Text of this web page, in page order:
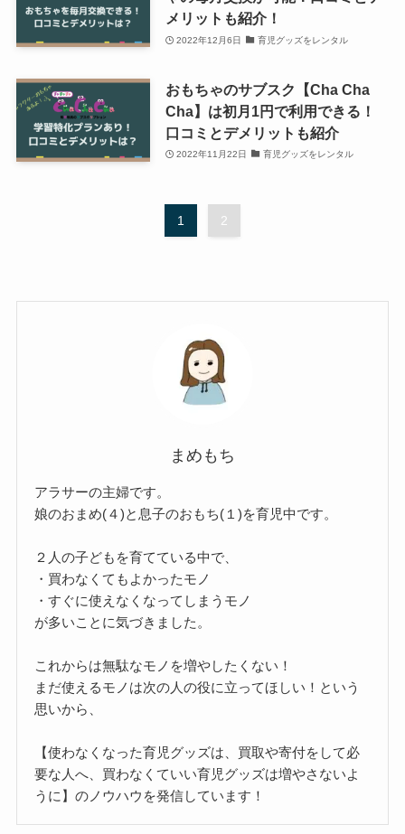
メリットも紹介！
2022年12月6日 育児グッズをレンタル
おもちゃのサブスク【Cha Cha
Cha】は初月1円で利用できる！
口コミとデメリットも紹介
2022年11月22日 育児グッズをレンタル
1 2
まめもち
アラサーの主婦です。
娘のおまめ(４)と息子のおもち(１)を育児中です。
２人の子どもを育てている中で、
・買わなくてもよかったモノ
・すぐに使えなくなってしまうモノ
が多いことに気づきました。
これからは無駄なモノを増やしたくない！
まだ使えるモノは次の人の役に立ってほしい！という
思いから、
【使わなくなった育児グッズは、買取や寄付をして必
要な人へ、買わなくていい育児グッズは増やさないよ
うに】のノウハウを発信しています！